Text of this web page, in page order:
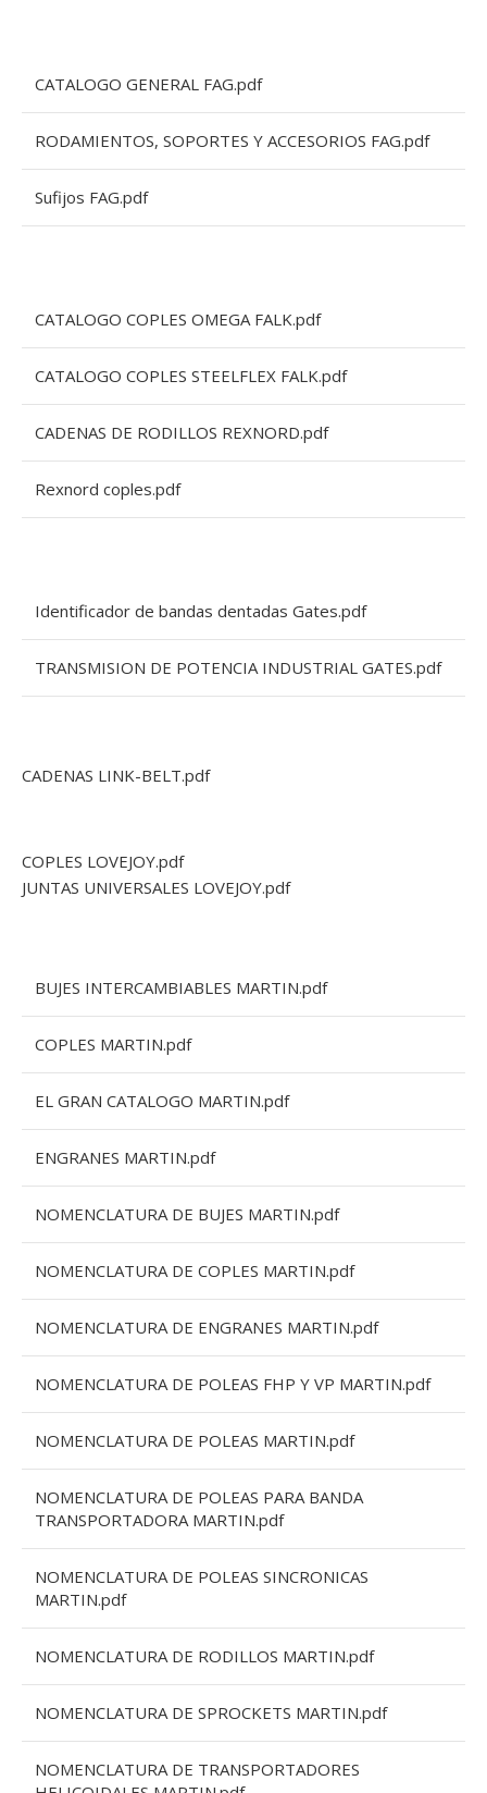
CATALOGO GENERAL FAG.pdf
RODAMIENTOS, SOPORTES Y ACCESORIOS FAG.pdf
Sufijos FAG.pdf
CATALOGO COPLES OMEGA FALK.pdf
CATALOGO COPLES STEELFLEX FALK.pdf
CADENAS DE RODILLOS REXNORD.pdf
Rexnord coples.pdf
Identificador de bandas dentadas Gates.pdf
TRANSMISION DE POTENCIA INDUSTRIAL GATES.pdf
CADENAS LINK-BELT.pdf
COPLES LOVEJOY.pdf
JUNTAS UNIVERSALES LOVEJOY.pdf
BUJES INTERCAMBIABLES MARTIN.pdf
COPLES MARTIN.pdf
EL GRAN CATALOGO MARTIN.pdf
ENGRANES MARTIN.pdf
NOMENCLATURA DE BUJES MARTIN.pdf
NOMENCLATURA DE COPLES MARTIN.pdf
NOMENCLATURA DE ENGRANES MARTIN.pdf
NOMENCLATURA DE POLEAS FHP Y VP MARTIN.pdf
NOMENCLATURA DE POLEAS MARTIN.pdf
NOMENCLATURA DE POLEAS PARA BANDA
TRANSPORTADORA MARTIN.pdf
NOMENCLATURA DE POLEAS SINCRONICAS
MARTIN.pdf
NOMENCLATURA DE RODILLOS MARTIN.pdf
NOMENCLATURA DE SPROCKETS MARTIN.pdf
NOMENCLATURA DE TRANSPORTADORES